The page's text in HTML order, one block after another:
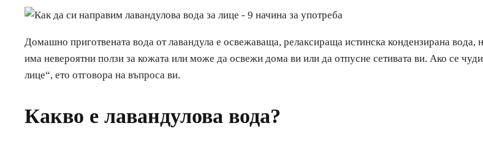
Домашно приготвената вода от лавандула е освежаваща, релаксираща истинска кондензирана вода,
има невероятни ползи за кожата или може да освежи дома ви или да отпусне сетивата ви. Ако се
лице“, ето отговора на въпроса ви.
Какво е лавандулова вода?